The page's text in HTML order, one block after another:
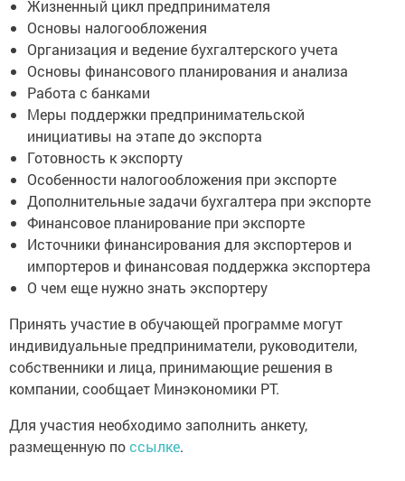
Жизненный цикл предпринимателя
Основы налогообложения
Организация и ведение бухгалтерского учета
Основы финансового планирования и анализа
Работа с банками
Меры поддержки предпринимательской
инициативы на этапе до экспорта
Готовность к экспорту
Особенности налогообложения при экспорте
Дополнительные задачи бухгалтера при экспорте
Финансовое планирование при экспорте
Источники финансирования для экспортеров и
импортеров и финансовая поддержка экспортера
О чем еще нужно знать экспортеру
Принять участие в обучающей программе могут
индивидуальные предприниматели, руководители,
собственники и лица, принимающие решения в
компании, сообщает Минэкономики РТ.
Для участия необходимо заполнить анкету,
размещенную поссылке.